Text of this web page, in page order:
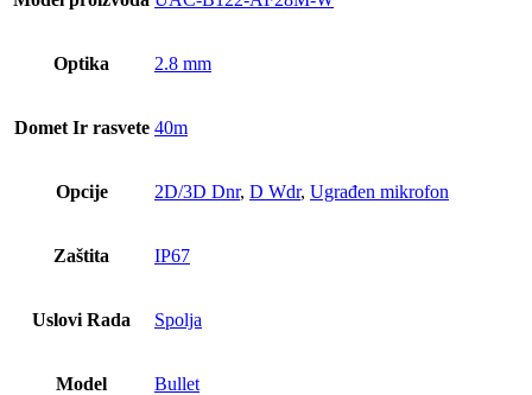
Optika 2.8 mm
Domet Ir rasvete 40m
Opcije 2D/3D Dnr, D Wdr, Ugrađen mikrofon
Zaštita IP67
Uslovi Rada Spolja
Model Bullet